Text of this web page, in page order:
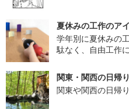
夏休みの工作のア
学年別に夏休みの
駄なく、自由工作
関東・関西の日帰
関東や関西の日帰